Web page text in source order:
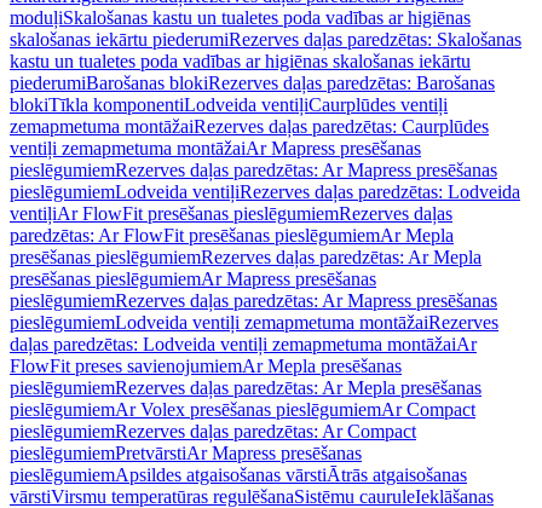
moduļiSkalošanas kastu un tualetes poda vadības ar higiēnas
skalošanas iekārtu piederumiRezerves daļas paredzētas: Skalošanas
kastu un tualetes poda vadības ar higiēnas skalošanas iekārtu
piederumiBarošanas blokiRezerves daļas paredzētas: Barošanas
blokiTīkla komponentiLodveida ventiļiCaurplūdes ventiļi
zemapmetuma montāžaiRezerves daļas paredzētas: Caurplūdes
ventiļi zemapmetuma montāžaiAr Mapress presēšanas
pieslēgumiemRezerves daļas paredzētas: Ar Mapress presēšanas
pieslēgumiemLodveida ventiļiRezerves daļas paredzētas: Lodveida
ventiļiAr FlowFit presēšanas pieslēgumiemRezerves daļas
paredzētas: Ar FlowFit presēšanas pieslēgumiemAr Mepla
presēšanas pieslēgumiemRezerves daļas paredzētas: Ar Mepla
presēšanas pieslēgumiemAr Mapress presēšanas
pieslēgumiemRezerves daļas paredzētas: Ar Mapress presēšanas
pieslēgumiemLodveida ventiļi zemapmetuma montāžaiRezerves
daļas paredzētas: Lodveida ventiļi zemapmetuma montāžaiAr
FlowFit preses savienojumiemAr Mepla presēšanas
pieslēgumiemRezerves daļas paredzētas: Ar Mepla presēšanas
pieslēgumiemAr Volex presēšanas pieslēgumiemAr Compact
pieslēgumiemRezerves daļas paredzētas: Ar Compact
pieslēgumiemPretvārstiAr Mapress presēšanas
pieslēgumiemApsildes atgaisošanas vārstiĀtrās atgaisošanas
vārstiVirsmu temperatūras regulēšanaSistēmu cauruleIeklāšanas